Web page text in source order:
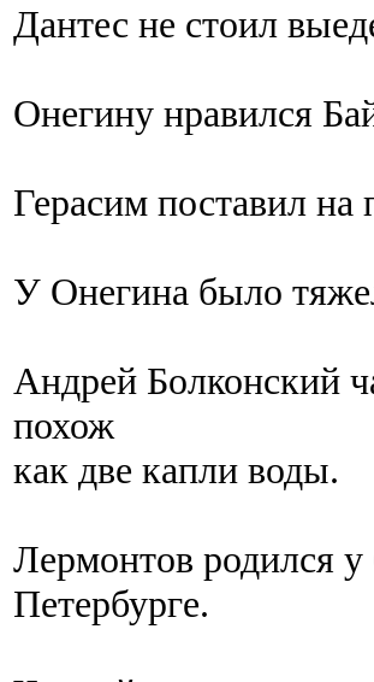
Дантес не стоил
Онегину нравился
Герасим поставил на
У Онегина было
Андрей Болконский
похож
как две капли воды.
Лермонтов родился у
Петербурге.